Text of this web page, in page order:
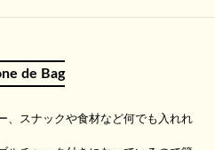
de Bag
、スナックや食材など何でも入れれ